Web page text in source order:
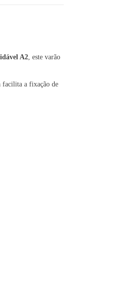
A2 , este varão
facilita a fixação de